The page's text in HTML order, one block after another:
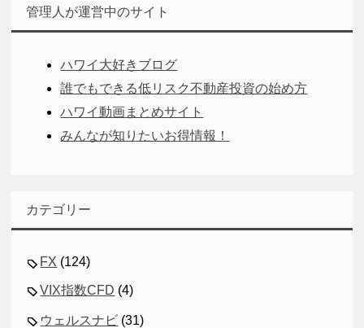
管理人が運営中のサイト
ハワイ大好きブログ
誰でもできる低リスク不動産投資の始め方
ハワイ動画まとめサイト
みんなが知りたいお得情報！
カテゴリー
FX (124)
VIX指数CFD (4)
ウェルスナビ (31)